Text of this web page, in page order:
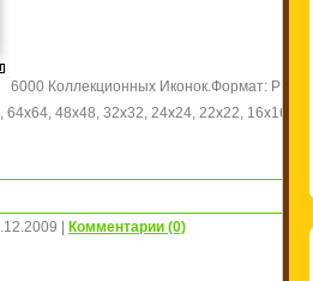
6000 Коллекционных Иконок.Формат: PNG.
48x48, 32x32, 24x24, 22x22, 16x16px.
Комментарии (0)